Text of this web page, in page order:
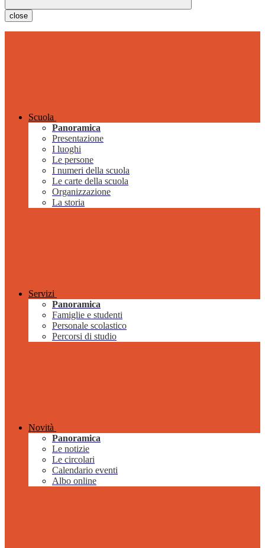
close
Scuola
Panoramica
Presentazione
I luoghi
Le persone
I numeri della scuola
Le carte della scuola
Organizzazione
La storia
Servizi
Panoramica
Famiglie e studenti
Personale scolastico
Percorsi di studio
Novità
Panoramica
Le notizie
Le circolari
Calendario eventi
Albo online